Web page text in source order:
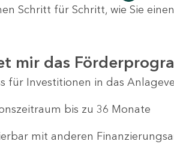
Schritt für Schritt, wie Sie
mir das
für Investitionen in das
bis zu 36 Monate
mit anderen